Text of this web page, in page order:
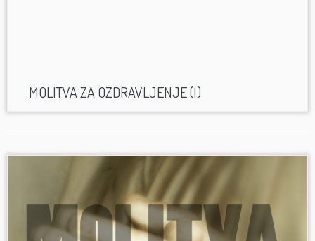
MOLITVA ZA OZDRAVLJENJE (I)